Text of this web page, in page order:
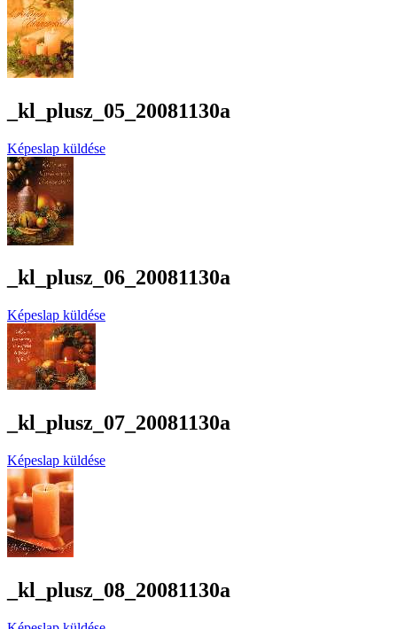
_kl_plusz_05_20081130a
Képeslap küldése
_kl_plusz_06_20081130a
Képeslap küldése
_kl_plusz_07_20081130a
Képeslap küldése
_kl_plusz_08_20081130a